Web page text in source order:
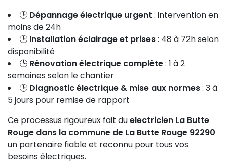
🕒 Dépannage électrique urgent : intervention en
moins de 24h
🕒 Installation éclairage et prises: 48 à 72h selon
disponibilité
🕒 Rénovation électrique complète: 1 à 2
semaines selon le chantier
🕒 Diagnostic électrique & mise aux normes: 3 à
5 jours pour remise de rapport
Ce processus rigoureux fait duelectricien La Butte
Rouge dans la commune de La Butte Rouge 92290
un partenaire fiable et reconnu pour tous vos
besoins électriques.